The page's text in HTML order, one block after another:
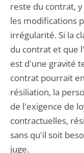
reste du contrat,
les modifications
irrégularité. Si la
du contrat et que
est d'une gravité
contrat pourrait
résiliation, la
de l'exigence de
contractuelles,
sans qu'il soit
juge.